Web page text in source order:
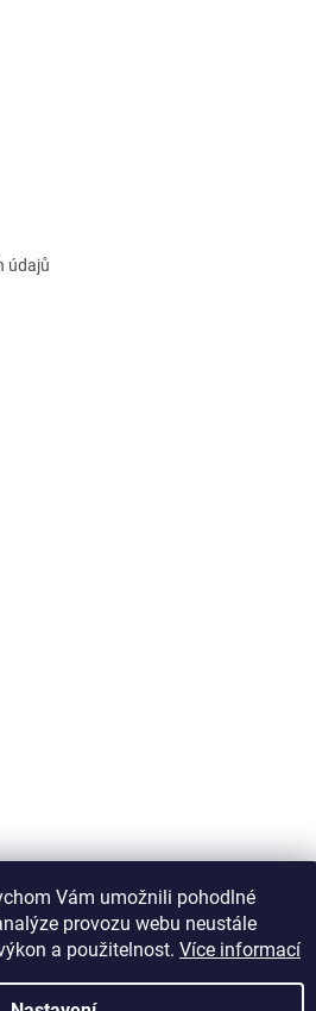
Vám umožnili pohodlné
provozu webu neustále
a použitelnost. Více informací
údajů